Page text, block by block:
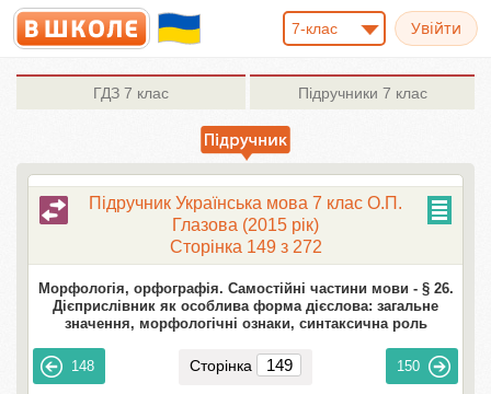
7-клас
ГДЗ 7 клас Підручники 7 клас
Підручник Українська мова 7 клас О.П.
Глазова (2015 рік)
Сторінка 149 з 272
Морфологія, орфографія. Самостійні частини мови - § 26.
Дієприслівник як особлива форма дієслова: загальне
значення, морфологічні ознаки, синтаксична роль
148 Сторінка 150